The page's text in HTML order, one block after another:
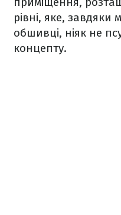
рівні, яке, завдяки
обшивці, ніяк не
концепту.